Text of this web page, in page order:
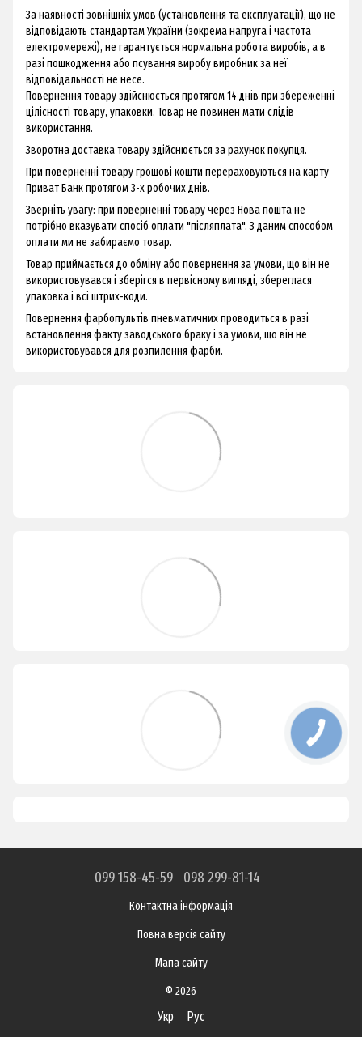
За наявності зовнішніх умов (установлення та експлуатації), що не
відповідають стандартам України (зокрема напруга і частота
електромережі), не гарантується нормальна робота виробів, а в
разі пошкодження або псування виробу виробник за неї
відповідальності не несе.
Повернення товару здійснюється протягом 14 днів при збереженні
цілісності товару, упаковки. Товар не повинен мати слідів
використання.
Зворотна доставка товару здійснюється за рахунок покупця.
При поверненні товару грошові кошти перераховуються на карту
Приват Банк протягом 3-х робочих днів.
Зверніть увагу: при поверненні товару через Нова пошта не
потрібно вказувати спосіб оплати "післяплата". З даним способом
оплати ми не забираємо товар.
Товар приймається до обміну або повернення за умови, що він не
використовувався і зберігся в первісному вигляді, збереглася
упаковка і всі штрих-коди.
Повернення фарбопультів пневматичних проводиться в разі
встановлення факту заводського браку і за умови, що він не
використовувався для розпилення фарби.
099 158-45-59 098 299-81-14
Контактна інформація
Повна версія сайту
Мапа сайту
© 2026
Укр Рус